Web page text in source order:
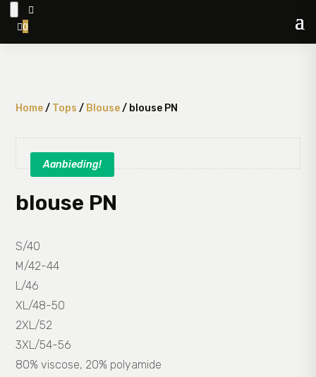

0
Home/ Tops / Blouse/ blouse PN
Aanbieding!
blouse PN
S/40
M/42-44
L/46
XL/48-50
2XL/52
3XL/54-56
80% viscose, 20% polyamide